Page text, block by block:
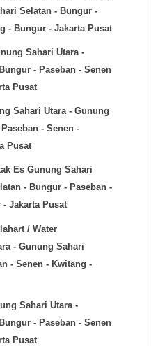
Selatan - Bungur -
- Bungur - Jakarta Pusat
Sahari Utara -
- Paseban - Senen
Pusat
Sahari Utara - Gunung
- Senen -
Pusat
Es Gunung Sahari
- Bungur - Paseban -
Jakarta Pusat
/ Water
- Gunung Sahari
- Senen - Kwitang -
Sahari Utara -
- Paseban - Senen
Pusat